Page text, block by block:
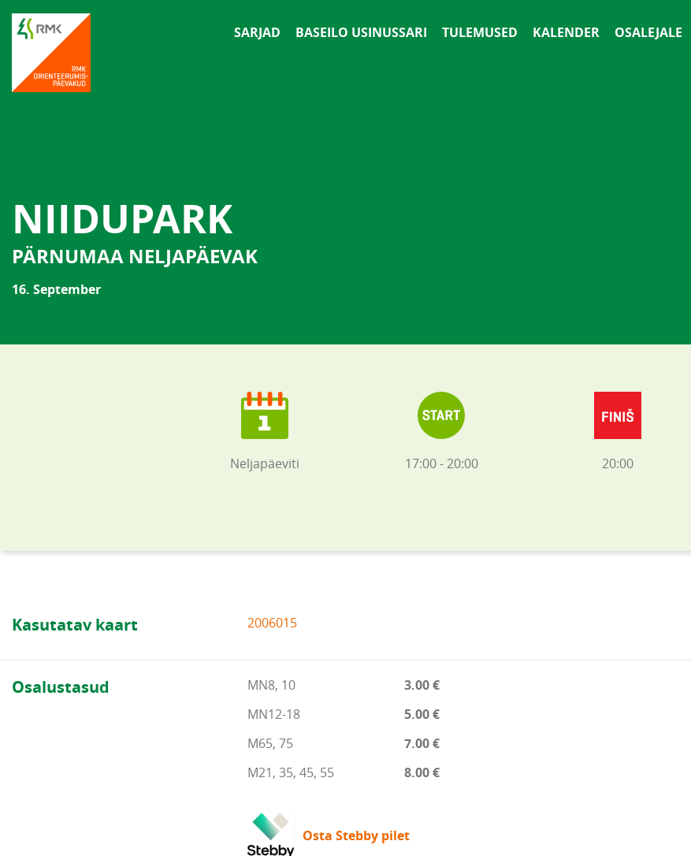
SARJAD BASEILO USINUSSARI TULEMUSED KALENDER OSALEJALE
NIIDUPARK
PÄRNUMAA NELJAPÄEVAK
16. September
Neljapäeviti 17:00 - 20:00 20:00
Kasutatav kaart 2006015
Osalustasud MN8, 10
3.00 €
MN12-18
5.00 €
M65, 75
7.00 €
M21, 35, 45, 55
8.00 €
Osta Stebby pilet